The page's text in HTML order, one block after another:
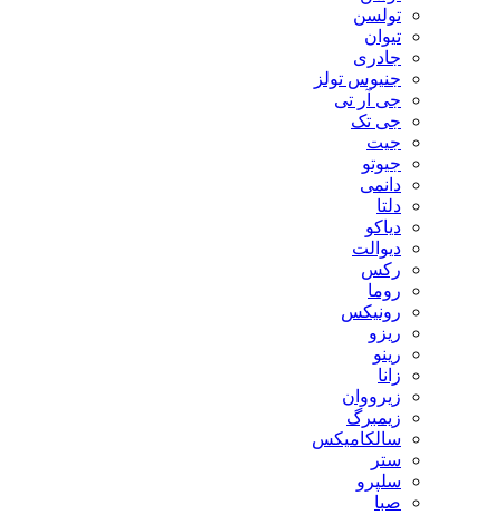
تولسن
تیوان
جادری
جنیوس تولز
جی آر تی
جی تک
جیت
جیوتو
دانمی
دلتا
دیاکو
دیوالت
رکس
روما
رونیکس
ریزو
رینو
زانا
زیرووان
زیمبرگ
سالکامیکس
ستر
سلپرو
صبا